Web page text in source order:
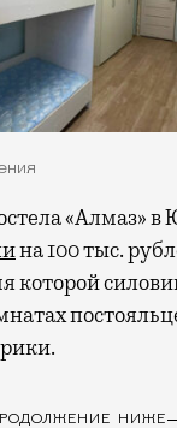
«Алмаз»
на 100 тыс.
которой
НИЖЕ